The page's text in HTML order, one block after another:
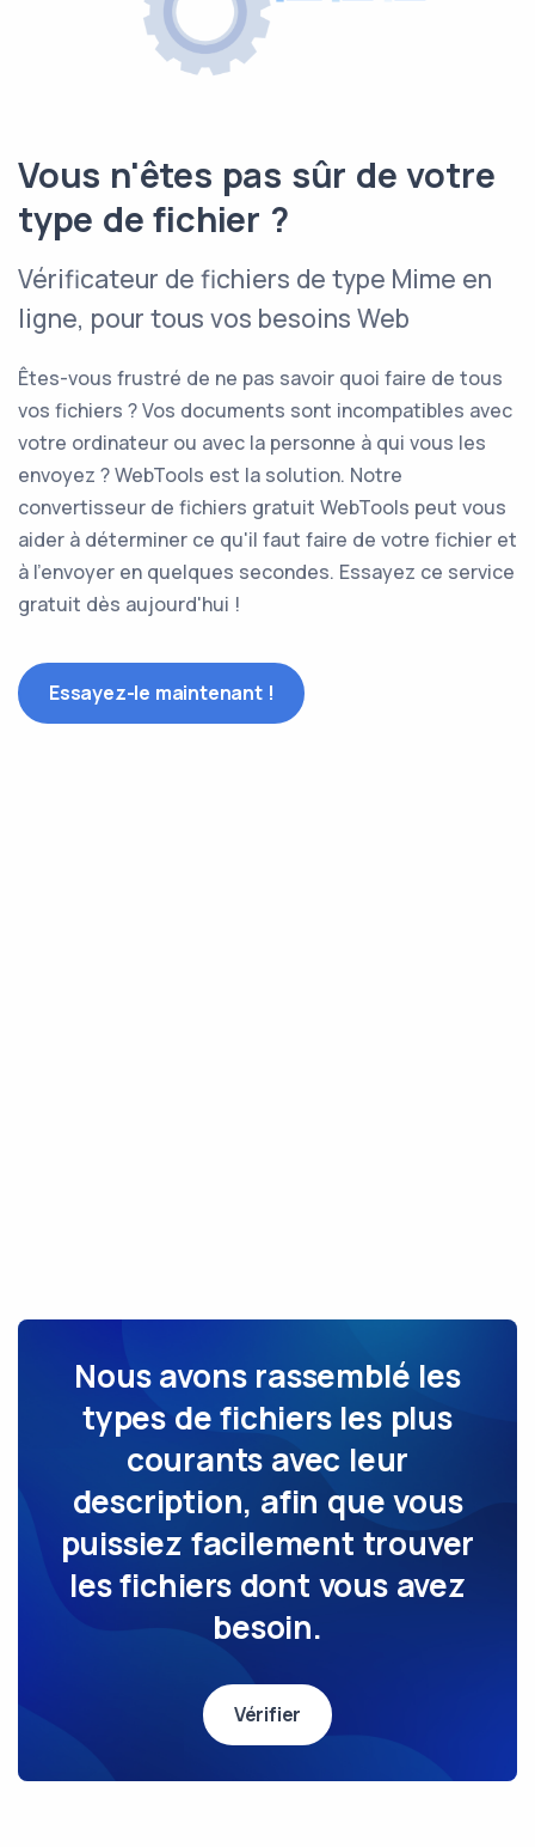
Vous n'êtes pas sûr de votre
type de fichier ?
Vérificateur de fichiers de type Mime en
ligne, pour tous vos besoins Web
Êtes-vous frustré de ne pas savoir quoi faire de tous
vos fichiers ? Vos documents sont incompatibles avec
votre ordinateur ou avec la personne à qui vous les
envoyez ? WebTools est la solution. Notre
convertisseur de fichiers gratuit WebTools peut vous
aider à déterminer ce qu'il faut faire de votre fichier et
à l'envoyer en quelques secondes. Essayez ce service
gratuit dès aujourd'hui !
Essayez-le maintenant !
Nous avons rassemblé les
types de fichiers les plus
courants avec leur
description, afin que vous
puissiez facilement trouver
les fichiers dont vous avez
besoin.
Vérifier